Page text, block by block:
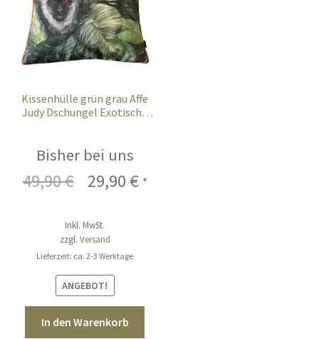
Kissenhülle grün grau Affe
Judy Dschungel Exotische
Bisher bei uns
49,90€
Ursprünglicher
war:
49,90 €
29,90 €Aktueller
*
Inkl. MwSt.
zzgl. Versand
Lieferzeit: ca. 2-3 Werktage
ANGEBOT!
In den Warenkorb